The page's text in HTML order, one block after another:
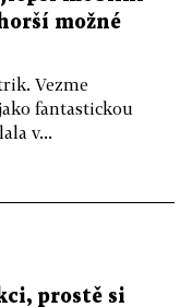
možné
Vezme
fantastickou
v...
prostě si